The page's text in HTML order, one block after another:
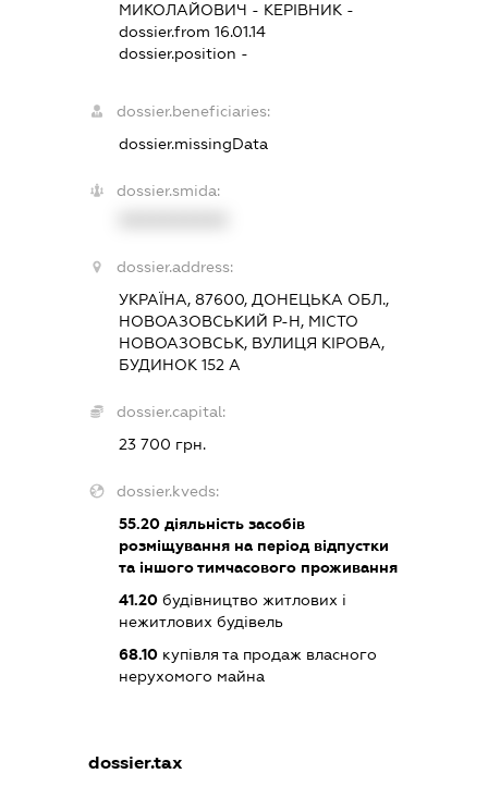
МИКОЛАЙОВИЧ - КЕРІВНИК-
dossier.from 16.01.14
dossier.position -
dossier.beneficiaries:
dossier.missingData
dossier.smida:
dossier.address:
УКРАЇНА, 87600, ДОНЕЦЬКА ОБЛ.,
НОВОАЗОВСЬКИЙ Р-Н, МІСТО
НОВОАЗОВСЬК, ВУЛИЦЯ КІРОВА,
БУДИНОК 152 А
dossier.capital:
23 700 грн.
dossier.kveds:
55.20діяльність засобів
розміщування на період відпустки
та іншого тимчасового проживання
41.20будівництво житлових і
нежитлових будівель
68.10купівля та продаж власного
нерухомого майна
dossier.tax